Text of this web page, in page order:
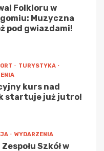
Folkloru w
Muzyczna
pod gwiazdami!
TURYSTYKA
kurs nad
startuje już jutro!
WYDARZENIA
Szkół w